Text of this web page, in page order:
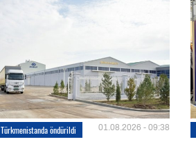
Türkmenistanda öndürildi 01.08.2026 - 09:38